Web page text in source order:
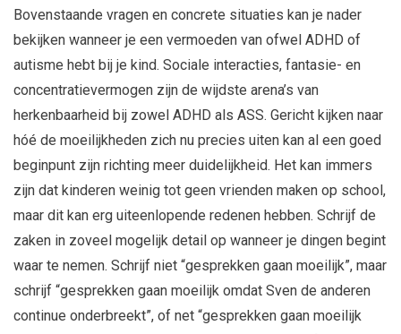
Bovenstaande vragen en concrete situaties kan je nader
bekijken wanneer je een vermoeden van ofwel ADHD of
autisme hebt bij je kind. Sociale interacties, fantasie- en
concentratievermogen zijn de wijdste arena’s van
herkenbaarheid bij zowel ADHD als ASS. Gericht kijken naar
hóé de moeilijkheden zich nu precies uiten kan al een goed
beginpunt zijn richting meer duidelijkheid. Het kan immers
zijn dat kinderen weinig tot geen vrienden maken op school,
maar dit kan erg uiteenlopende redenen hebben. Schrijf de
zaken in zoveel mogelijk detail op wanneer je dingen begint
waar te nemen. Schrijf niet “gesprekken gaan moeilijk”, maar
schrijf “gesprekken gaan moeilijk omdat Sven de anderen
continue onderbreekt”, of net “gesprekken gaan moeilijk